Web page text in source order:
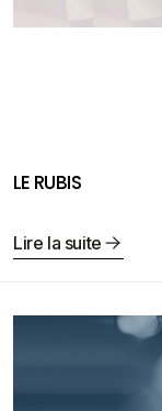
LE RUBIS
Lire la suite